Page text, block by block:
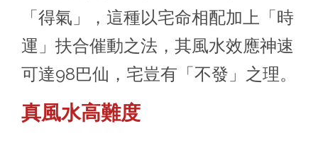
「得氣」，這種以宅命相配加上「時
運」扶合催動之法，其風水效應神速
可達98巴仙，宅豈有「不發」之理。
真風水高難度